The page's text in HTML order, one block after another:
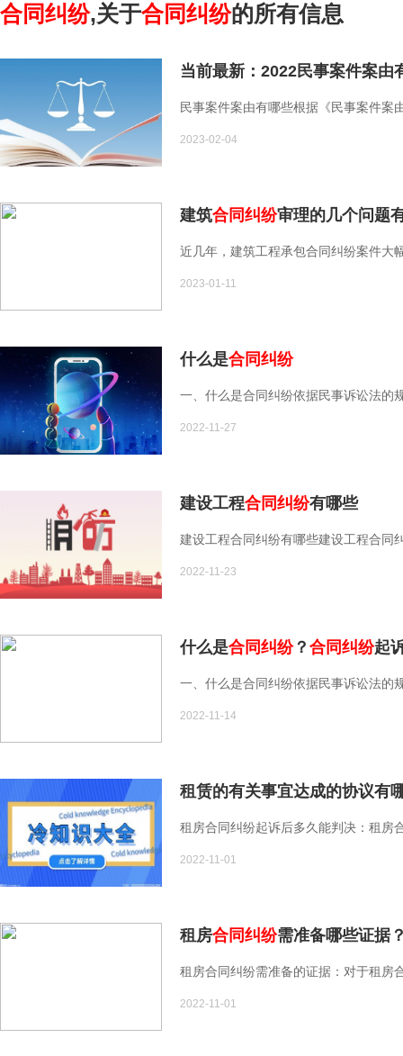
合同纠纷,关于合同纠纷的所有信息
当前最新：2022民事案件案由
民事案件案由有哪些根据《民事案件案
2023-02-04
建筑合同纠纷审理的几个问题
近几年，建筑工程承包合同纠纷案件大
2023-01-11
什么是合同纠纷
一、什么是合同纠纷依据民事诉讼法的
2022-11-27
建设工程合同纠纷有哪些
建设工程合同纠纷有哪些建设工程合同
2022-11-23
什么是合同纠纷？ 合同纠纷起
一、什么是合同纠纷依据民事诉讼法的
2022-11-14
租赁的有关事宜达成的协议有
租房合同纠纷起诉后多久能判决：租房
2022-11-01
租房合同纠纷需准备哪些证据
租房合同纠纷需准备的证据：对于租房
2022-11-01